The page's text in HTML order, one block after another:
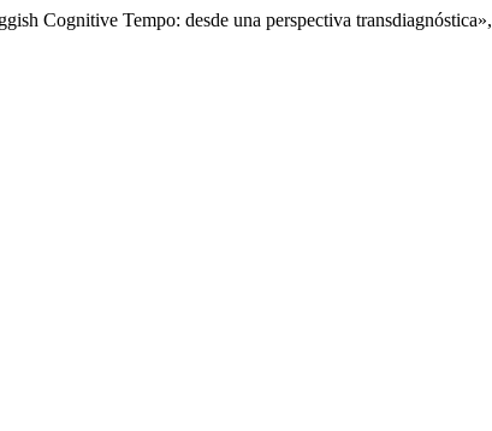
Cognitive Tempo: desde una perspectiva transdiagnóstica»,